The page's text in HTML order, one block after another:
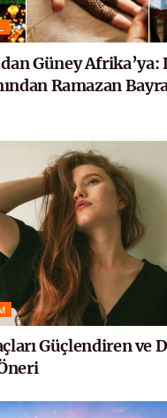
Güney Afrika’ya:
Ramazan
Güçlendiren ve